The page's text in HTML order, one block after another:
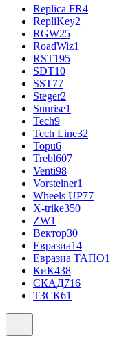
Replica FR4
RepliKey2
RGW25
RoadWiz1
RST195
SDT10
SST77
Steger2
Sunrise1
Tech9
Tech Line32
Topu6
Trebl607
Venti98
Vorsteiner1
Wheels UP77
X-trike350
ZW1
Вектор30
Евразиа14
Евразиа ТАПО1
КиК438
СКАД716
ТЗСК61